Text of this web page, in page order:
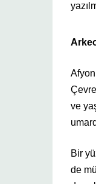
ve
Bir
de